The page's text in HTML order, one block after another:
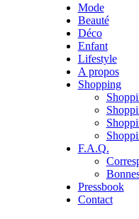
Mode
Beauté
Déco
Enfant
Lifestyle
A propos
Shopping
F.A.Q.
Pressbook
Contact